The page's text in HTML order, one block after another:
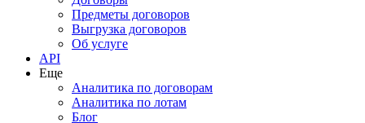
Предметы договоров
Выгрузка договоров
Об услуге
API
Еще
Аналитика по договорам
Аналитика по лотам
Блог